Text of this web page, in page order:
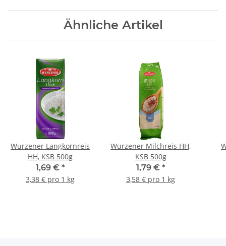
Ähnliche Artikel
Wurzener Langkornreis
HH, KSB 500g
1,69 € *
3,38 € pro 1 kg
Wurzener Milchreis HH,
KSB 500g
1,79 € *
3,58 € pro 1 kg